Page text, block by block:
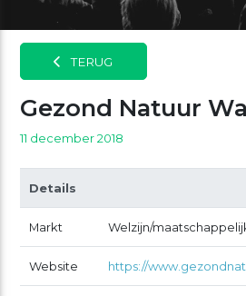
TERUG
Gezond Natuur
11 december 2018
Details
Markt Welzijn/
Website https://